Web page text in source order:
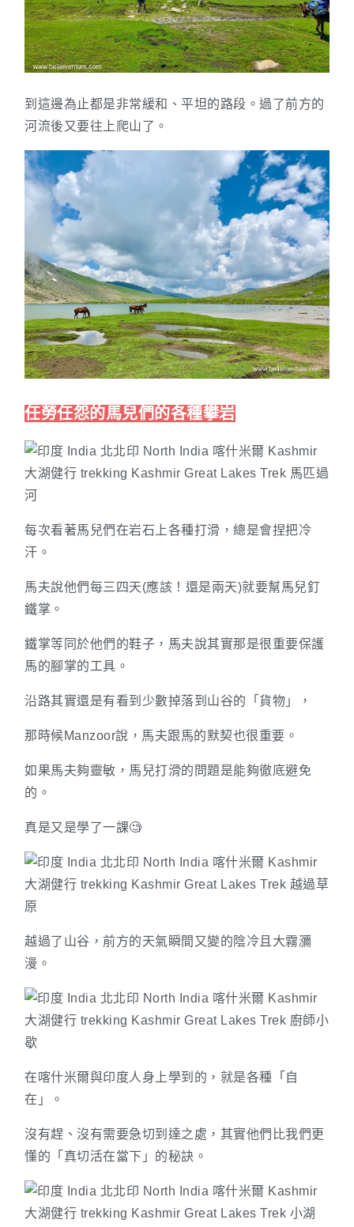
到這邊為止都是非常緩和、平坦的路段。過了前方的
河流後又要往上爬山了。
任勞任怨的馬兒們的各種攀岩
每次看著馬兒們在岩石上各種打滑，總是會捏把冷
汗。
馬夫說他們每三四天(應該！還是兩天)就要幫馬兒釘
鐵掌。
鐵掌等同於他們的鞋子，馬夫說其實那是很重要保護
馬的腳掌的工具。
沿路其實還是有看到少數掉落到山谷的「貨物」，
那時候Manzoor說，馬夫跟馬的默契也很重要。
如果馬夫夠靈敏，馬兒打滑的問題是能夠徹底避免
的。
真是又是學了一課🧐
越過了山谷，前方的天氣瞬間又變的陰冷且大霧瀰
漫。
在喀什米爾與印度人身上學到的，就是各種「自
在」。
沒有趕、沒有需要急切到達之處，其實他們比我們更
懂的「真切活在當下」的秘訣。